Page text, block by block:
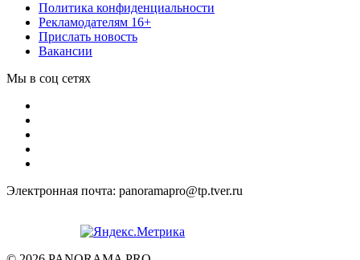
Политика конфиденциальности
Рекламодателям 16+
Прислать новость
Вакансии
Мы в соц сетях
Электронная почта: panoramapro@tp.tver.ru